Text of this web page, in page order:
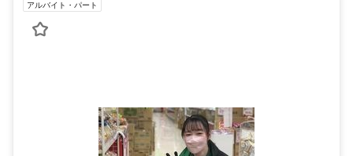
アルバイト・パート